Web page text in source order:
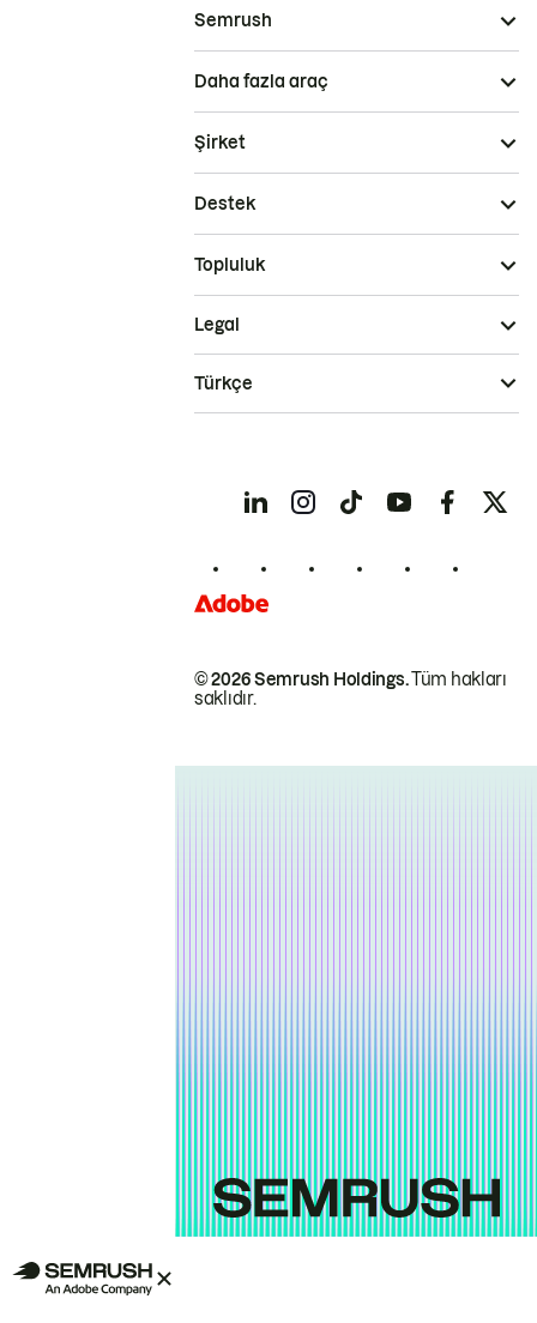
Semrush
Daha fazla araç
Şirket
Destek
Topluluk
© 2026 Semrush Holdings.Tüm hakları
saklıdır.
Legal
Türkçe